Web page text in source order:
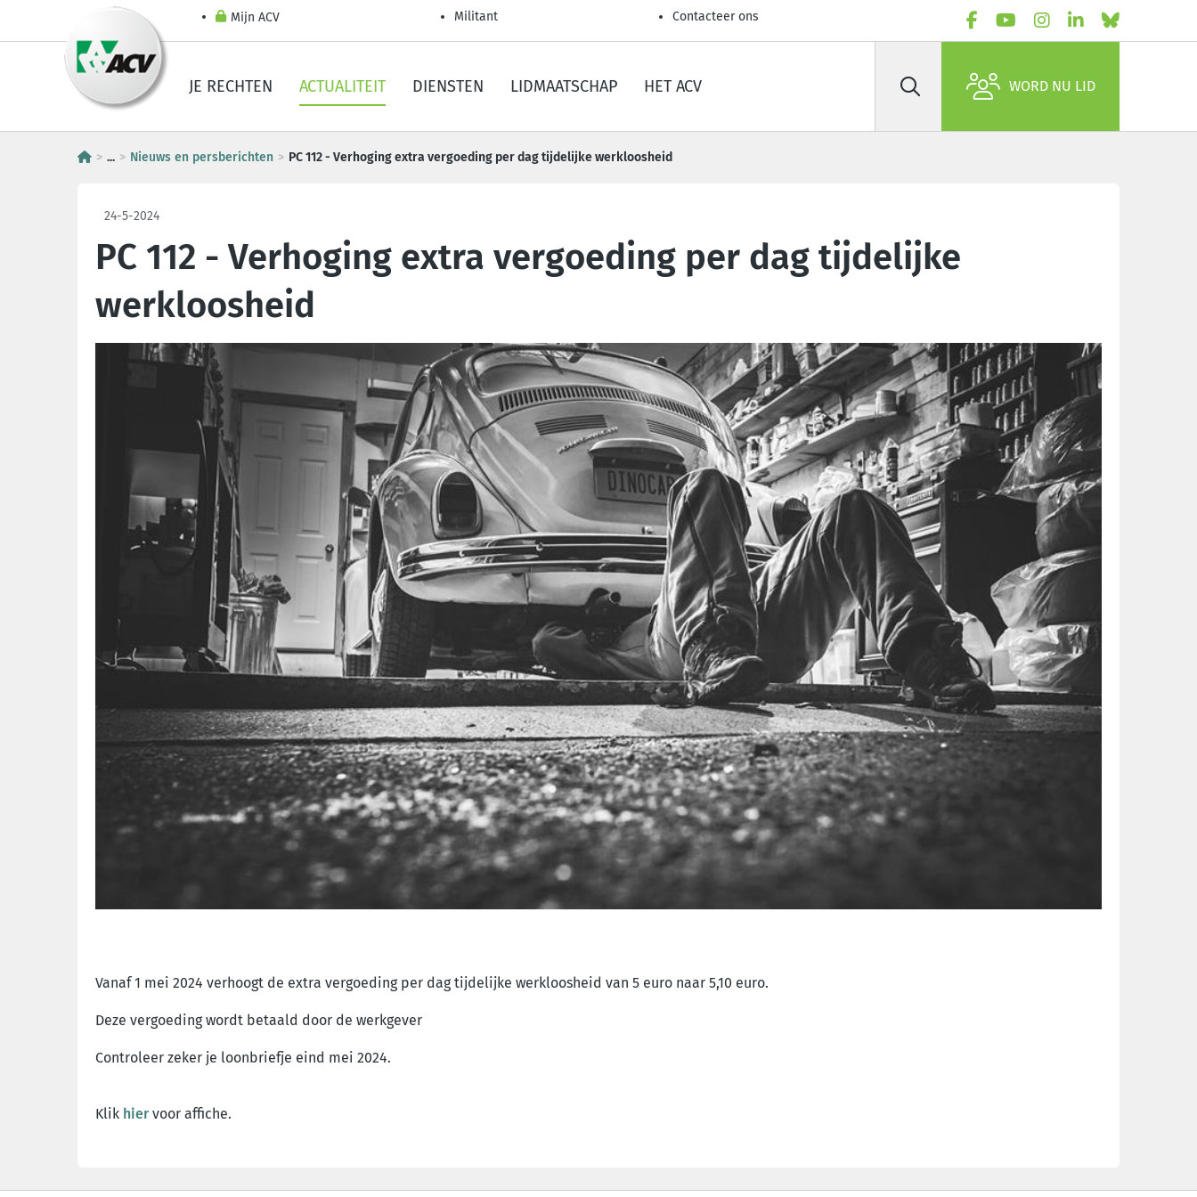
Mijn ACV Militant Contacteer ons
JE RECHTEN ACTUALITEIT DIENSTEN LIDMAATSCHAP HET ACV Zoek WORD NU LID
... Nieuws en persberichten PC 112 - Verhoging extra vergoeding per dag tijdelijke werkloosheid
24-5-2024
PC 112 - Verhoging extra vergoeding per dag tijdelijke
werkloosheid
Vanaf 1 mei 2024 verhoogt de extra vergoeding per dag tijdelijke werkloosheid van 5 euro naar 5,10 euro.
Deze vergoeding wordt betaald door de werkgever
Controleer zeker je loonbriefje eind mei 2024.
Klik hiervoor affiche.